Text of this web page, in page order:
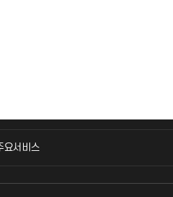
요서비스
요서비스
무회의방송